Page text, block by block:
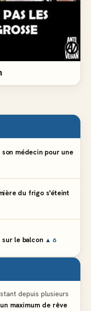
médecin pour une
du frigo s'éteint
le balcon ▲ 6
n'avez pris
depuis plusieurs
maximum de rêve